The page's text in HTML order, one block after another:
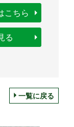
こちら
る
一覧に戻る